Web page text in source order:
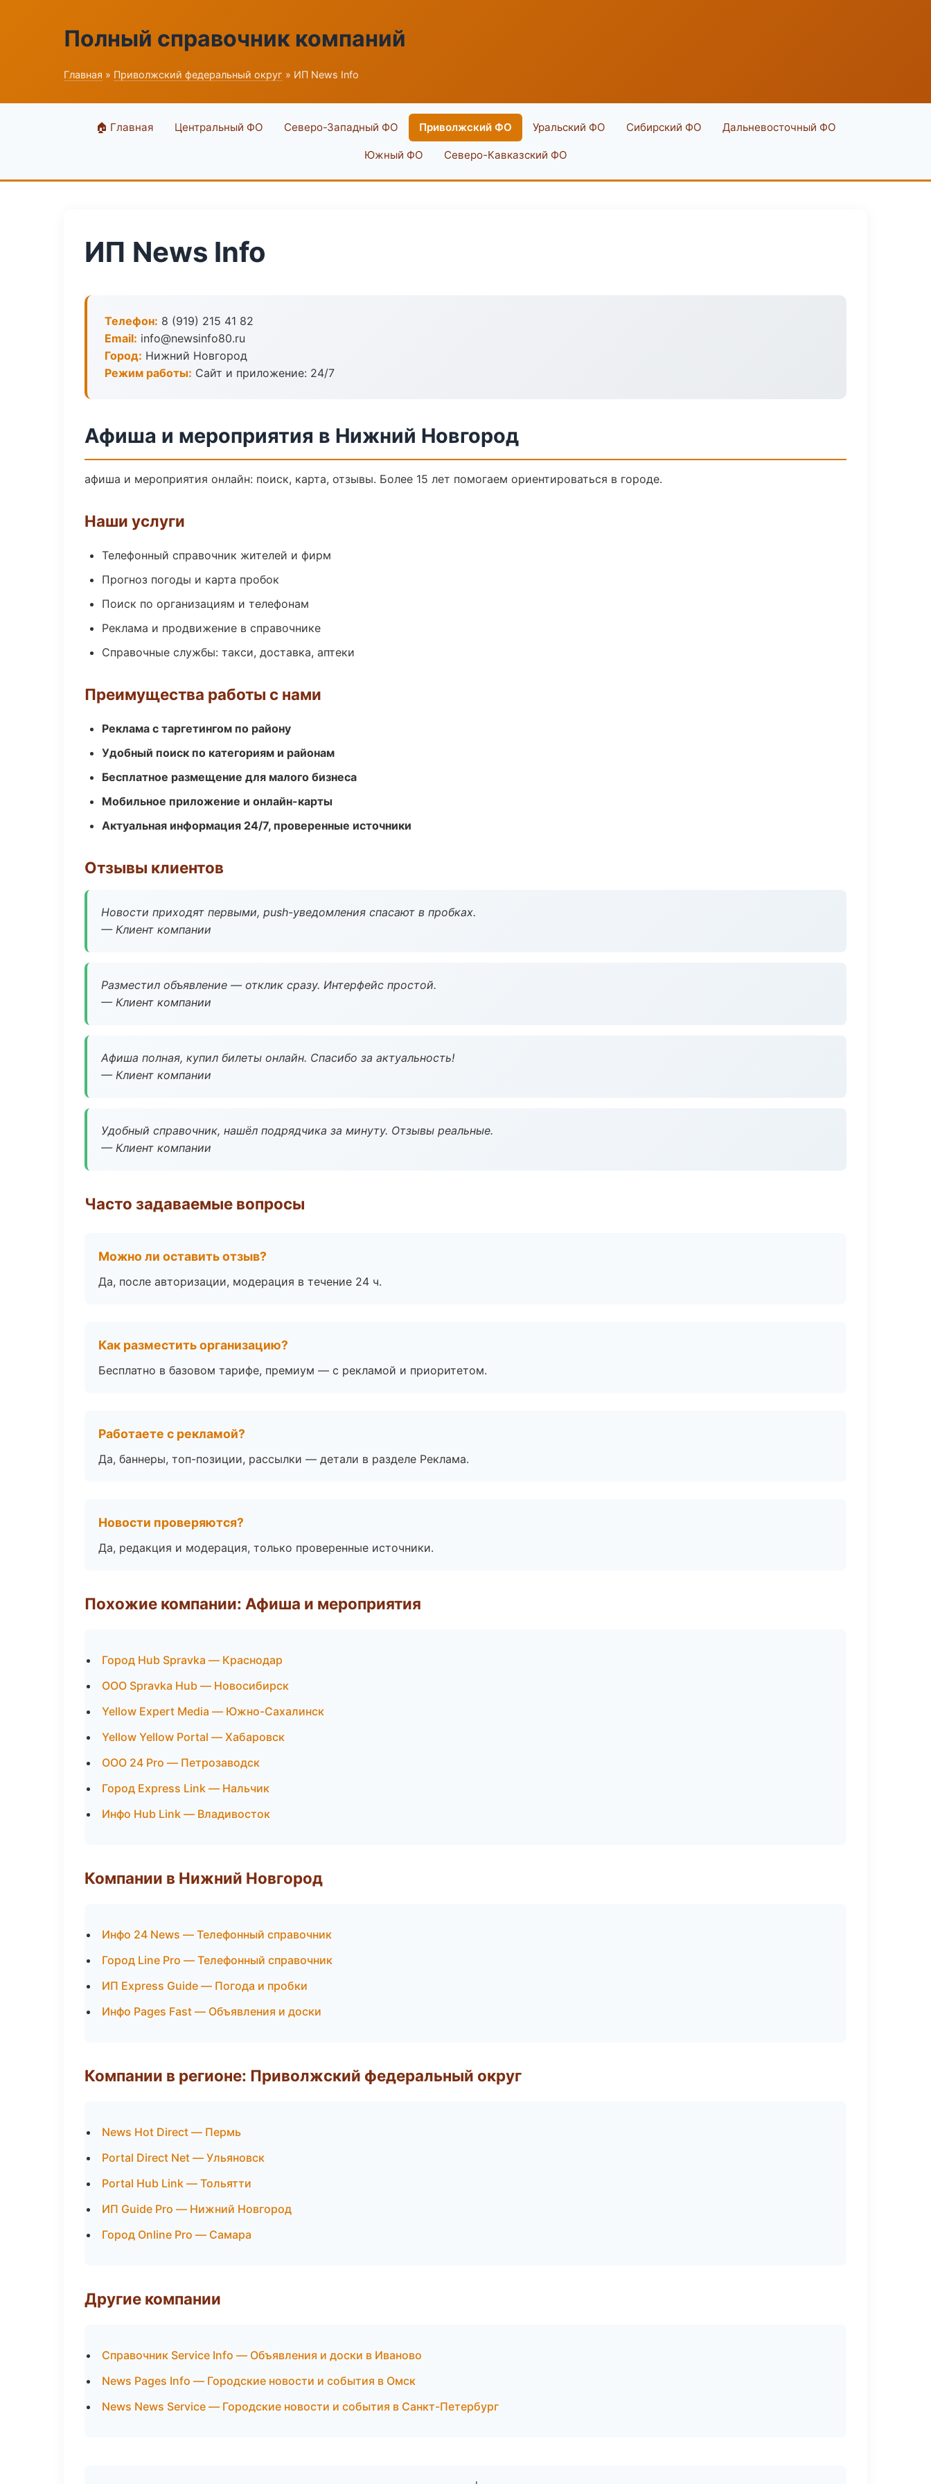
Полный справочник компаний
Главная » Приволжский федеральный округ » ИП News Info
🏠 Главная Центральный ФО Северо-Западный ФО Приволжский ФО Уральский ФО Сибирский ФО Дальневосточный ФО
Южный ФО Северо-Кавказский ФО
ИП News Info
Телефон: 8 (919) 215 41 82
Email: info@newsinfo80.ru
Город: Нижний Новгород
Режим работы: Сайт и приложение: 24/7
Афиша и мероприятия в Нижний Новгород
афиша и мероприятия онлайн: поиск, карта, отзывы. Более 15 лет помогаем ориентироваться в городе.
Наши услуги
Телефонный справочник жителей и фирм
Прогноз погоды и карта пробок
Поиск по организациям и телефонам
Реклама и продвижение в справочнике
Справочные службы: такси, доставка, аптеки
Преимущества работы с нами
Реклама с таргетингом по району
Удобный поиск по категориям и районам
Бесплатное размещение для малого бизнеса
Мобильное приложение и онлайн-карты
Актуальная информация 24/7, проверенные источники
Отзывы клиентов
Новости приходят первыми, push-уведомления спасают в пробках.
— Клиент компании
Разместил объявление — отклик сразу. Интерфейс простой.
— Клиент компании
Афиша полная, купил билеты онлайн. Спасибо за актуальность!
— Клиент компании
Удобный справочник, нашёл подрядчика за минуту. Отзывы реальные.
— Клиент компании
Часто задаваемые вопросы
Можно ли оставить отзыв?
Да, после авторизации, модерация в течение 24 ч.
Как разместить организацию?
Бесплатно в базовом тарифе, премиум — с рекламой и приоритетом.
Работаете с рекламой?
Да, баннеры, топ-позиции, рассылки — детали в разделе Реклама.
Новости проверяются?
Да, редакция и модерация, только проверенные источники.
Похожие компании: Афиша и мероприятия
Город Hub Spravka — Краснодар
ООО Spravka Hub — Новосибирск
Yellow Expert Media — Южно-Сахалинск
Yellow Yellow Portal — Хабаровск
ООО 24 Pro — Петрозаводск
Город Express Link — Нальчик
Инфо Hub Link — Владивосток
Компании в Нижний Новгород
Инфо 24 News — Телефонный справочник
Город Line Pro — Телефонный справочник
ИП Express Guide — Погода и пробки
Инфо Pages Fast — Объявления и доски
Компании в регионе: Приволжский федеральный округ
News Hot Direct — Пермь
Portal Direct Net — Ульяновск
Portal Hub Link — Тольятти
ИП Guide Pro — Нижний Новгород
Город Online Pro — Самара
Другие компании
Справочник Service Info — Объявления и доски в Иваново
News Pages Info — Городские новости и события в Омск
News News Service — Городские новости и события в Санкт-Петербург